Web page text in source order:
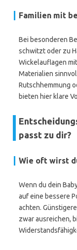
Familien mit
Bei besonderen
schwitzt oder zu
Wickelauflagen
Materialien
Rutschhemmung
bieten hier klare
passt zu dir?
Wie oft wirst
Wenn du dein
auf eine bessere
achten.
zwar ausreichen,